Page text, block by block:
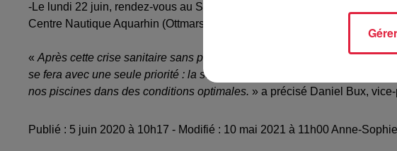
-Le lundi 22 juin, rendez-vous au Stade Nautique (Mulhouse), au
Centre Nautique Aquarhin (Ottmarsheim), dans des conditions d’accueil
« Après cette crise sanitaire sans précédent, la réouverture de nos
se fera avec une seule priorité : la sécurité de tous. Les équipes de
nos piscines dans des conditions optimales. » a précisé Daniel Bux,
Publié : 5 juin 2020 à 10h17 - Modifié : 10 mai 2021 à 11h00 Anne-